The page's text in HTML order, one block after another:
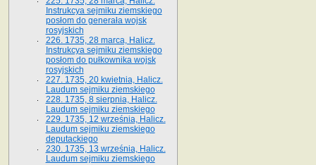
Instrukcya sejmiku ziemskiego
posłom do generała wojsk
rosyjskich
226. 1735, 28 marca, Halicz.
Instrukcya sejmiku ziemskiego
posłom do pułkownika wojsk
rosyjskich
227. 1735, 20 kwietnia, Halicz.
Laudum sejmiku ziemskiego
228. 1735, 8 sierpnia, Halicz.
Laudum sejmiku ziemskiego
229. 1735, 12 września, Halicz.
Laudum sejmiku ziemskiego
deputackiego
230. 1735, 13 września, Halicz.
Laudum sejmiku ziemskiego